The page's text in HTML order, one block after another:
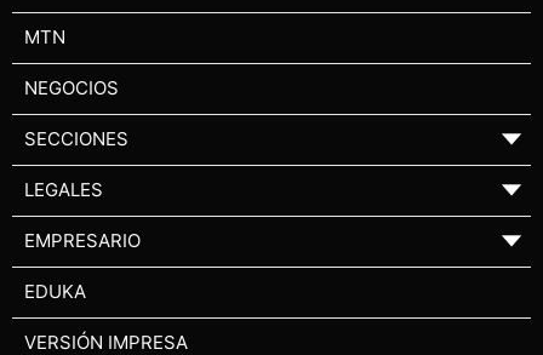
MTN
NEGOCIOS
SECCIONES ▼
LEGALES ▼
EMPRESARIO ▼
EDUKA
VERSIÓN IMPRESA